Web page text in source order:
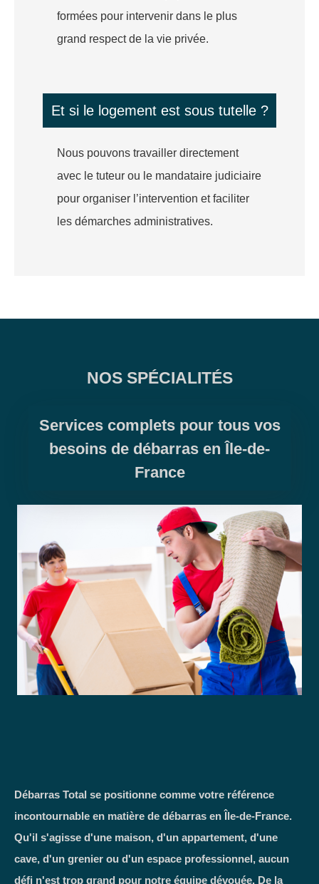
formées pour intervenir dans le plus
grand respect de la vie privée.
Et si le logement est sous tutelle ?
Nous pouvons travailler directement
avec le tuteur ou le mandataire judiciaire
pour organiser l’intervention et faciliter
les démarches administratives.
NOS SPÉCIALITÉS
Services complets pour tous vos
besoins de débarras en Île-de-
France
Débarras Total se positionne comme votre référence
incontournable en matière de débarras en Île-de-France.
Qu'il s'agisse d'une maison, d'un appartement, d'une
cave, d'un grenier ou d'un espace professionnel, aucun
défi n'est trop grand pour notre équipe dévouée. De la